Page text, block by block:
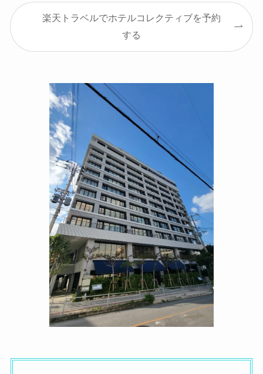
楽天トラベルでホテルコレクティブを予約
する